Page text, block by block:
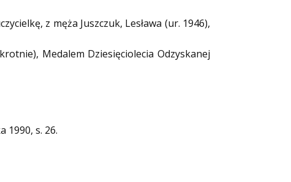
z męża Juszczuk, Lesława (ur. 1946),
Medalem Dziesięciolecia Odzyskanej
1990, s. 26.